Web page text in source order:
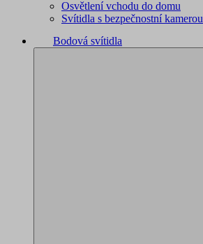
Osvětlení vchodu do domu
Svítidla s bezpečnostní kamerou
Bodová svítidla